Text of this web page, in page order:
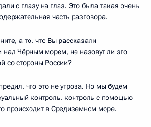
с глазу на глаз. Это была такая очень
часть разговора.
а то, что Вы рассказали
над Чёрным морем, не назовут ли это
со стороны России?
что это не угроза. Но мы будем
контроль, контроль с помощью
происходит в Средиземном море.